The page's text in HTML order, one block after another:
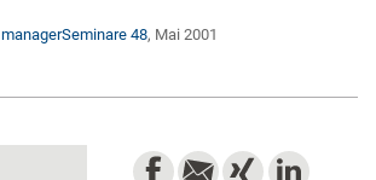
managerSeminare 48, Mai 2001